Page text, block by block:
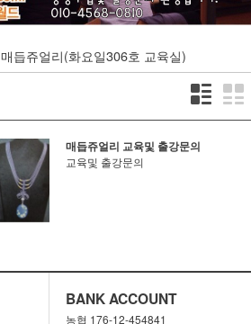
매듭쥬얼리(화요일306호 교육실)
매듭쥬얼리 교육및 출강문의
교육및 출강문의
BANK ACCOUNT
농협 176-12-454841